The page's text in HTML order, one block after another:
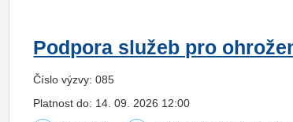
Podpora služeb pro
Číslo výzvy: 085
Platnost do: 14. 09. 2026 12:00